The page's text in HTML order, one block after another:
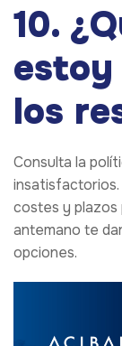
10.
estoy
los
Consulta la
costes y plazos
antemano te
opciones.